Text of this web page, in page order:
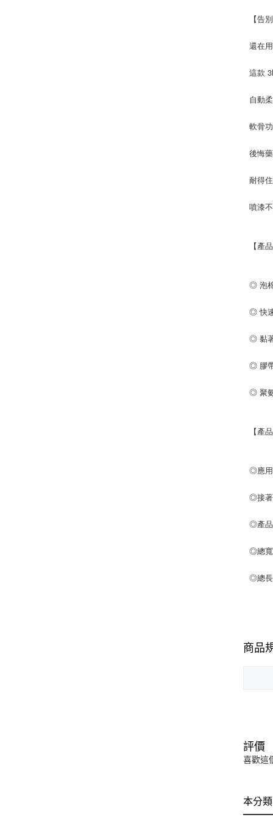
【告
還在
這款
自動
軟骨
後悔
耐得
噴漆
【產
◎ 泡
◎ 快
◎ 黏
◎ 膠
◎ 聚
【產
◎應用
◎接著
◎產品
◎總寬
◎總長
商品
評價
喜歡這
本分